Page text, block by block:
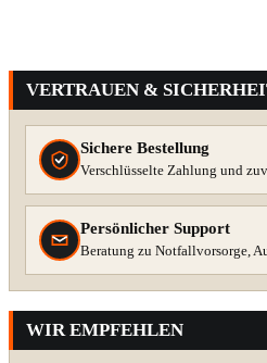
VERTRAUEN &
Sichere Bestellung
Verschlüsselte Zahlung und
Persönlicher Support
Beratung zu Notfallvorsorge,
WIR EMPFEHLEN